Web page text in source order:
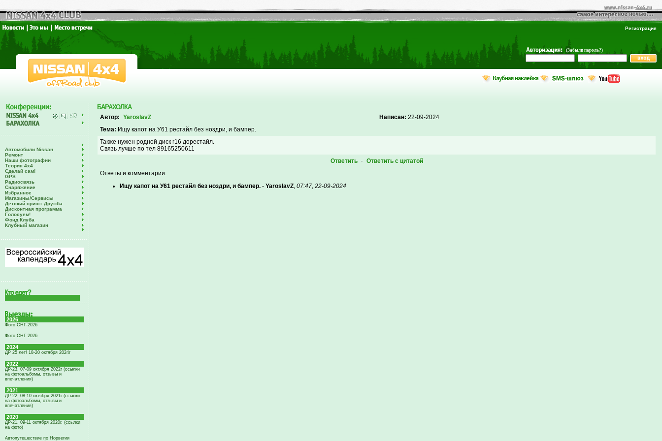
Регистрация
(Забыли пароль?)
Автомобили Nissan
Ремонт
Наши фотографии
Теория 4х4
Сделай сам!
GPS
Радиосвязь
Снаряжение
Избранное
Магазины/Сервисы
Детский приют Дружба
Дисконтная программа
Голосуем!
Фонд Клуба
Клубный магазин
2026
Фото СНГ-2026
Фото СНГ 2026
2024
ДР 25 лет! 18-20 октября 2024г
2022
ДР-23, 07-09 октября 2022г (ссылки
на фотоальбомы, отзывы и
впечатления)
2021
ДР-22, 08-10 октября 2021г (ссылки
на фотоальбомы, отзывы и
впечатления)
2020
ДР-21, 09-11 октября 2020г. (ссылки
на фото)
Автопутешествие по Норвегии
БАРАХОЛКА
Автор: YaroslavZ Написан: 22-09-2024
Тема: Ищу капот на У61 рестайл без ноздри, и бампер.
Также нужен родной диск r16 дорестайл.
Связь лучше по тел 89165250611
Ответить
·
Ответить с цитатой
Ответы и комментарии:
Ищу капот на У61 рестайл без ноздри, и бампер. - YaroslavZ, 07:47, 22-09-2024